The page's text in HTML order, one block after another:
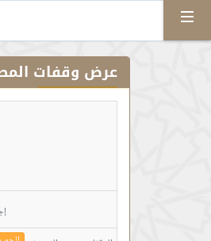
عرض وقفات